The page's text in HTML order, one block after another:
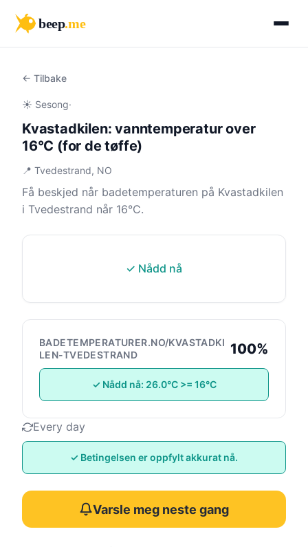
beep.me
← Tilbake
☀️ Sesong·
Kvastadkilen: vanntemperatur over
16°C (for de tøffe)
📍 Tvedestrand, NO
Få beskjed når badetemperaturen på Kvastadkilen
i Tvedestrand når 16°C.
✓ Nådd nå
BADETEMPERATURER.NO/KVASTADKI
LEN-TVEDESTRAND
100%
✓ Nådd nå: 26.0°C >= 16°C
Every day
✓ Betingelsen er oppfylt akkurat nå.
Varsle meg neste gang